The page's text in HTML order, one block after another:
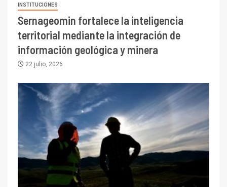
INSTITUCIONES
Sernageomin fortalece la inteligencia
territorial mediante la integración de
información geológica y minera
22 julio, 2026
3 I+D
PIB minero impacta el
crecimiento regional: Banco
Central reporta resultados
dispares en el primer
trimestre